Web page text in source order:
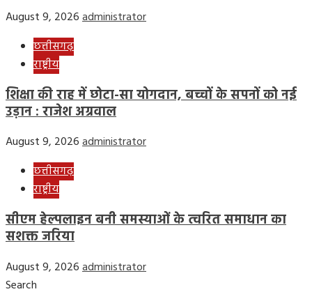
August 9, 2026administrator
छत्तीसगढ़
राष्ट्रीय
शिक्षा की राह में छोटा-सा योगदान, बच्चों के सपनों को नई
उड़ान : राजेश अग्रवाल
August 9, 2026administrator
छत्तीसगढ़
राष्ट्रीय
सीएम हेल्पलाइन बनी समस्याओं के त्वरित समाधान का
सशक्त जरिया
August 9, 2026administrator
Search